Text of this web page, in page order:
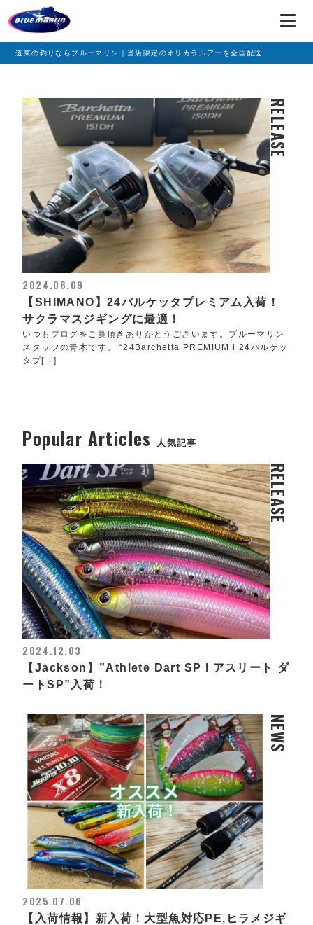
道東の釣りならブルーマリン｜当店限定のオリカラルアーを全国配送
RELEASE
2024.06.09
【SHIMANO】24バルケッタプレミアム入荷！
サクラマスジギングに最適！
いつもブログをご覧頂きありがとうございます。ブルーマリン
スタッフの青木です。 “24Barchetta PREMIUM l 24バルケッ
タプ[...]
Popular Articles 人気記事
RELEASE
2024.12.03
【Jackson】”Athlete Dart SP l アスリート ダ
ートSP”入荷！
NEWS
2025.07.06
【入荷情報】新入荷！大型魚対応PE,ヒラメジギ